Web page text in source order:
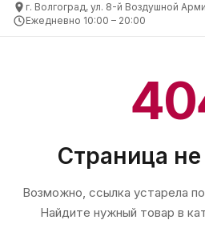
г. Волгоград, ул. 8-й Воздушной
Ежедневно 10:00 – 20:00
Страница
Возможно, ссылка устарела
Найдите нужный товар в